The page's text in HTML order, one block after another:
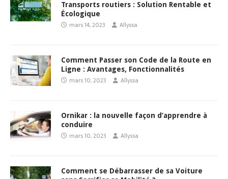
Transports routiers : Solution Rentable et
Écologique
mars 14, 2023 Allyssa
Comment Passer son Code de la Route en
Ligne : Avantages, Fonctionnalités
mars 10, 2023 Allyssa
Ornikar : la nouvelle façon d’apprendre à
conduire
mars 10, 2023 Allyssa
Comment se Débarrasser de sa Voiture